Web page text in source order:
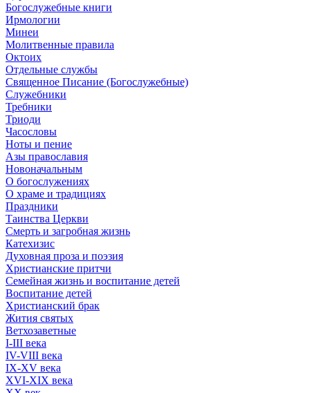
Богослужебные книги
Ирмологии
Минеи
Молитвенные правила
Октоих
Отдельные службы
Священное Писание (Богослужебные)
Служебники
Требники
Триоди
Часословы
Ноты и пение
Азы православия
Новоначальным
О богослужениях
О храме и традициях
Праздники
Таинства Церкви
Смерть и загробная жизнь
Катехизис
Духовная проза и поэзия
Христианские притчи
Семейная жизнь и воспитание детей
Воспитание детей
Христианский брак
Жития святых
Ветхозаветные
I-III века
IV-VIII века
IX-XV века
XVI-XIX века